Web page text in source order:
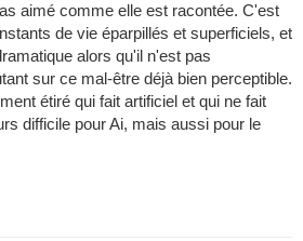
aimé comme elle est racontée. C'est
de vie éparpillés et superficiels, et
alors qu'il n'est pas
sur ce mal-être déjà bien perceptible.
étiré qui fait artificiel et qui ne fait
difficile pour Ai, mais aussi pour le